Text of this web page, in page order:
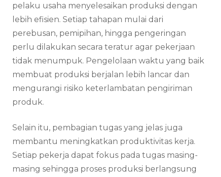
pelaku usaha menyelesaikan produksi dengan
lebih efisien. Setiap tahapan mulai dari
perebusan, pemipihan, hingga pengeringan
perlu dilakukan secara teratur agar pekerjaan
tidak menumpuk. Pengelolaan waktu yang baik
membuat produksi berjalan lebih lancar dan
mengurangi risiko keterlambatan pengiriman
produk.
Selain itu, pembagian tugas yang jelas juga
membantu meningkatkan produktivitas kerja.
Setiap pekerja dapat fokus pada tugas masing-
masing sehingga proses produksi berlangsung